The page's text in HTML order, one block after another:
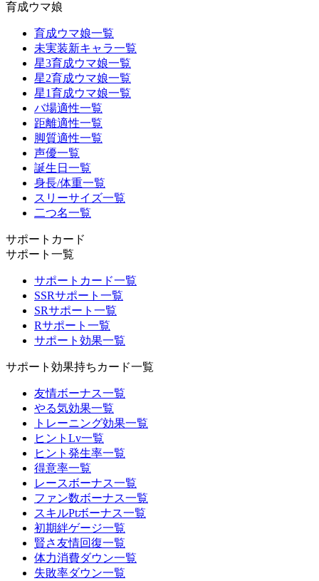
育成ウマ娘
育成ウマ娘一覧
未実装新キャラ一覧
星3育成ウマ娘一覧
星2育成ウマ娘一覧
星1育成ウマ娘一覧
バ場適性一覧
距離適性一覧
脚質適性一覧
声優一覧
誕生日一覧
身長/体重一覧
スリーサイズ一覧
二つ名一覧
サポートカード
サポート一覧
サポートカード一覧
SSRサポート一覧
SRサポート一覧
Rサポート一覧
サポート効果一覧
サポート効果持ちカード一覧
友情ボーナス一覧
やる気効果一覧
トレーニング効果一覧
ヒントLv一覧
ヒント発生率一覧
得意率一覧
レースボーナス一覧
ファン数ボーナス一覧
スキルPtボーナス一覧
初期絆ゲージ一覧
賢さ友情回復一覧
体力消費ダウン一覧
失敗率ダウン一覧